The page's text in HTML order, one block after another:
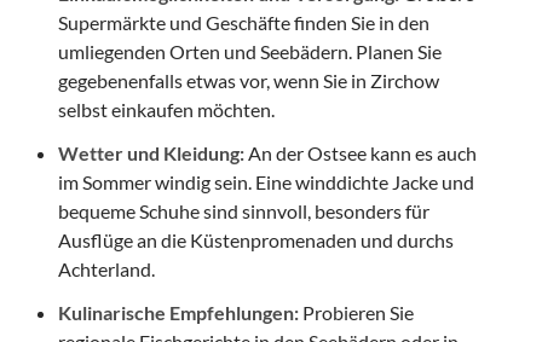
Supermärkte und Geschäfte finden Sie in den
umliegenden Orten und Seebädern. Planen Sie
gegebenenfalls etwas vor, wenn Sie in Zirchow
selbst einkaufen möchten.
Wetter und Kleidung:An der Ostsee kann es auch
im Sommer windig sein. Eine winddichte Jacke und
bequeme Schuhe sind sinnvoll, besonders für
Ausflüge an die Küstenpromenaden und durchs
Achterland.
Kulinarische Empfehlungen: Probieren Sie